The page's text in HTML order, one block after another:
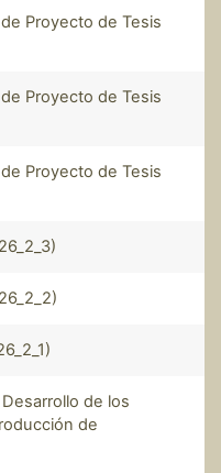
Proyecto de Tesis
Proyecto de Tesis
Proyecto de Tesis
de los
de